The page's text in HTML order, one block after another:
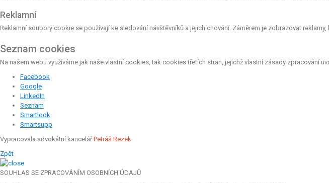
Reklamní
Reklamní soubory cookie se používají ke sledování návštěvníků a jejich chování. Záměrem je zobrazovat
Seznam cookies
Na našem webu využíváme jak naše vlastní cookies, tak cookies třetích stran, jejichž vlastní zásady zpracování
Facebook
Google
LinkedIn
Seznam
Smartlook
Smartsupp
Vypracovala advokátní kancelářPetráš Rezek
Zpět
SOUHLAS SE ZPRACOVÁNÍM OSOBNÍCH ÚDAJŮ